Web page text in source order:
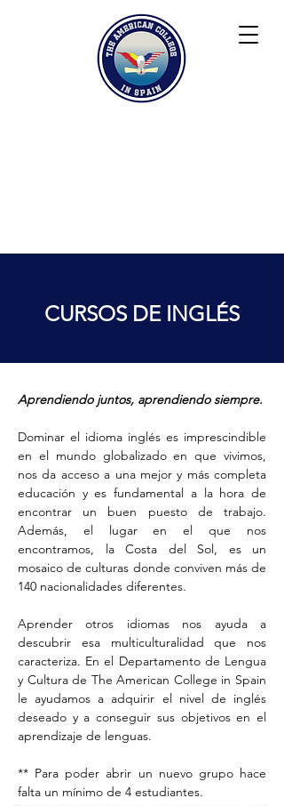
CURSOS DE INGLÉS
Aprendiendo juntos, aprendiendo siempre.
Dominar el idioma inglés es imprescindible
en el mundo globalizado en que vivimos,
nos da acceso a una mejor y más completa
educación y es fundamental a la hora de
encontrar un buen puesto de trabajo.
Además, el lugar en el que nos
encontramos, la Costa del Sol, es un
mosaico de culturas donde conviven más de
140 nacionalidades diferentes.
Aprender otros idiomas nos ayuda a
descubrir esa multiculturalidad que nos
caracteriza. En el Departamento de Lengua
y Cultura de The American College in Spain
le ayudamos a adquirir el nivel de inglés
deseado y a conseguir sus objetivos en el
aprendizaje de lenguas.
** Para poder abrir un nuevo grupo hace
falta un mínimo de 4 estudiantes.